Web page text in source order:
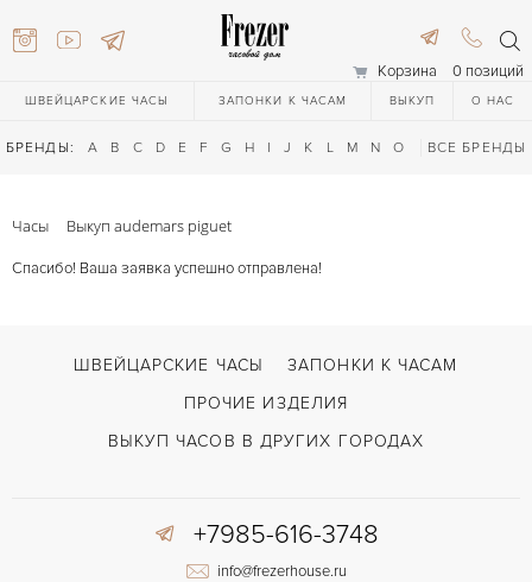
Корзина 0 позиций
ШВЕЙЦАРСКИЕ ЧАСЫ ЗАПОНКИ К ЧАСАМ ВЫКУП О НАС
БРЕНДЫ: A B C D E F G H I J K L M N O Q R S T
ВСЕ БРЕНДЫ
Часы Выкуп audemars piguet
Спасибо! Ваша заявка успешно отправлена!
ШВЕЙЦАРСКИЕ ЧАСЫ
ЗАПОНКИ К ЧАСАМ
ПРОЧИЕ ИЗДЕЛИЯ
ВЫКУП ЧАСОВ В ДРУГИХ ГОРОДАХ
+7985-616-3748
info@frezerhouse.ru